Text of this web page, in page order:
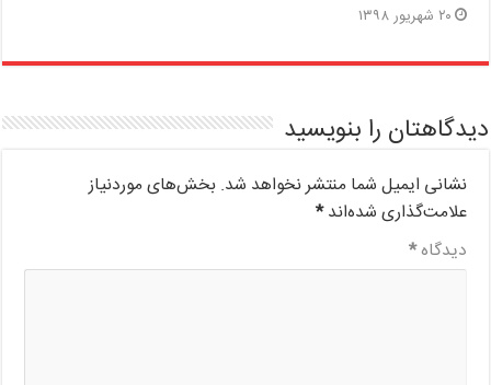
۲۰ شهریور ۱۳۹۸
دیدگاهتان را بنویسید
نشانی ایمیل شما منتشر نخواهد شد. بخش‌های موردنیاز
علامت‌گذاری شده‌اند*
دیدگاه*